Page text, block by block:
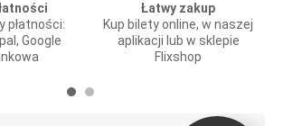
płatności:
Google
Łatwy zakup
Kup bilety online, w naszej
aplikacji lub w sklepie
Flixshop